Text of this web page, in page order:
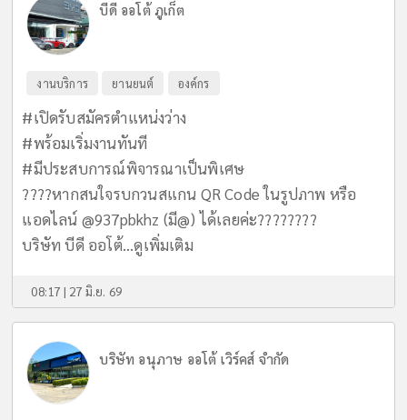
บีดี ออโต้ ภูเก็ต
งานบริการ ยานยนต์ องค์กร
#เปิดรับสมัครตำแหน่งว่าง
#พร้อมเริ่มงานทันที
#มีประสบการณ์พิจารณาเป็นพิเศษ
????หากสนใจรบกวนสแกน QR Code ในรูปภาพ หรือ
แอดไลน์ @937pbkhz (มี@) ได้เลยค่ะ????????
บริษัท บีดี ออโต้...ดูเพิ่มเติม
08:17 | 27 มิ.ย. 69
บริษัท อนุภาษ ออโต้ เวิร์คส์ จำกัด